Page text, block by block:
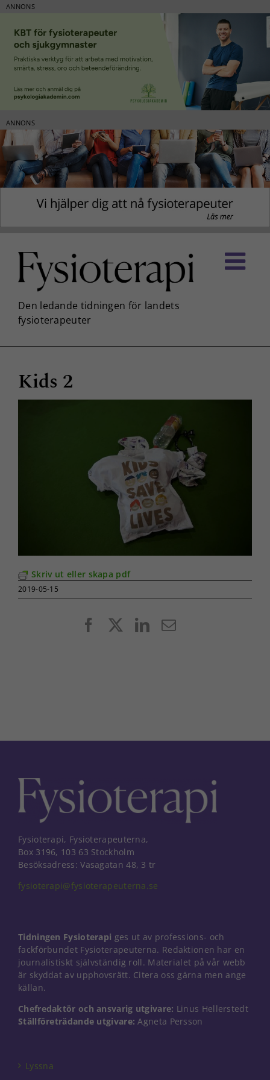
ANNONS
ANNONS
innehållet
Kids 2
Skriv ut eller skapa pdf
2019-05-15
FacebookLinkedIn
E-
Fysioterapi, Fysioterapeuterna,
Box 3196, 103 63 Stockholm
Besöksadress: Vasagatan 48, 3 tr
fysioterapi@fysioterapeuterna.se
Tidningen Fysioterapi ges ut av professions- och
fackförbundet Fysioterapeuterna. Redaktionen har en
journalistiskt självständig roll. Materialet på vår webb
är skyddat av upphovsrätt. Citera oss gärna men ange
källan.
Chefredaktör och ansvarig utgivare: Linus Hellerstedt
Ställföreträdande utgivare: Agneta Persson
Lyssna
Nödvändiga